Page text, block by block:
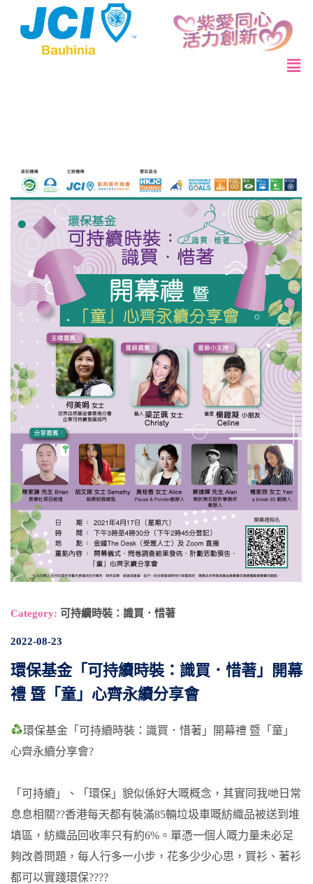
Category: 可持續時裝：識買．惜著
2022-08-23
環保基金「可持續時裝：識買．惜著」開幕
禮 暨「童」心齊永續分享會
環保基金「可持續時裝：識買．惜著」開幕禮 暨「童」
心齊永續分享會?
「可持續」、「環保」貌似係好大嘅概念，其實同我哋日常
息息相關??香港每天都有裝滿85輛垃圾車嘅紡織品被送到堆
填區，紡織品回收率只有約6%。單憑一個人嘅力量未必足
夠改善問題，每人行多一小步，花多少少心思，買衫、著衫
都可以實踐環保????